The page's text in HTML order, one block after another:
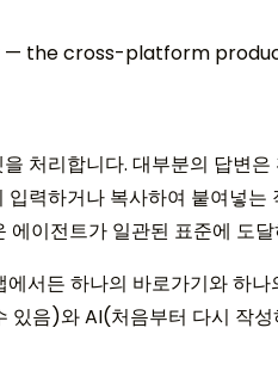
— the cross-platform
처리합니다. 대부분의 답변
력하거나 복사하여 붙여넣
이전트가 일관된 표준에 도
서든 하나의 바로가기와 하
있음)와 AI(처음부터 다시 작